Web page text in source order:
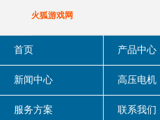
火狐游戏网
首页 产品中心
新闻中心 高压电机
服务方案 联系我们